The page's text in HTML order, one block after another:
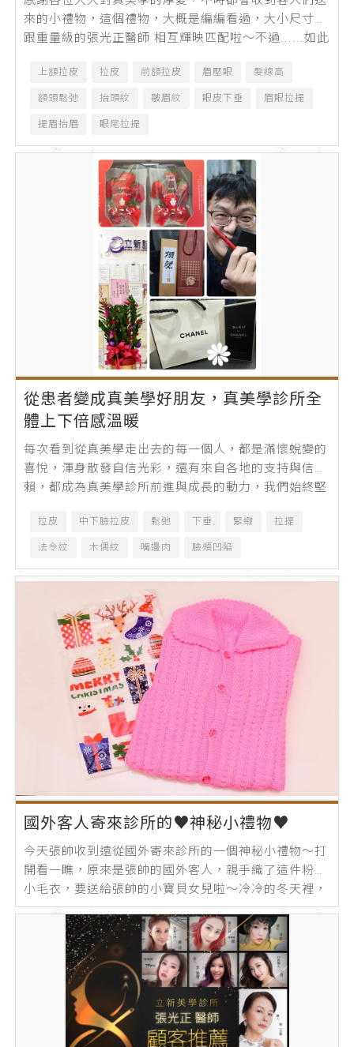
來的小禮物，這個禮物，大概是編編看過，大小尺寸能
跟重量級的張光正醫師 相互輝映匹配啦～不過......如此
上額拉皮 拉皮 前額拉皮 眉壓眼 髮線高
額頭鬆弛 抬頭紋 皺眉紋 眼皮下垂 眉眼拉提
提眉抬眉 眼尾拉提
從患者變成真美學好朋友，真美學診所全
體上下倍感溫暖
每次看到從真美學走出去的每一個人，都是滿懷蛻變的
喜悅，渾身散發自信光彩，還有來自各地的支持與信
賴，都成為真美學診所前進與成長的動力，我們始終堅
拉皮 中下臉拉皮 鬆弛 下垂 緊緻 拉提
法令紋 木偶紋 嘴邊肉 臉頰凹陷
國外客人寄來診所的♥神秘小禮物♥
今天張帥收到遠從國外寄來診所的一個神秘小禮物～打
開看一瞧，原來是張帥的國外客人，親手織了這件粉紅
小毛衣，要送給張帥的小寶貝女兒啦～冷冷的冬天裡，
一直少不了好多好多可愛客人們超暖心的...